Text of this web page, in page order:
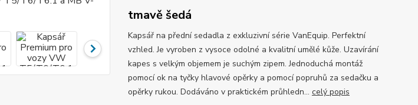
tmavě šedá
Kapsář na přední sedadla z exkluzivní série VanEquip. Perfektní
vzhled. Je vyroben z vysoce odolné a kvalitní umělé kůže. Uzavírání
kapes s velkým objemem je suchým zipem. Jednoduchá montáž
pomocí ok na tyčky hlavové opěrky a pomocí popruhů za sedačku a
opěrky rukou. Dodáváno v praktickém průhledn... celý popis